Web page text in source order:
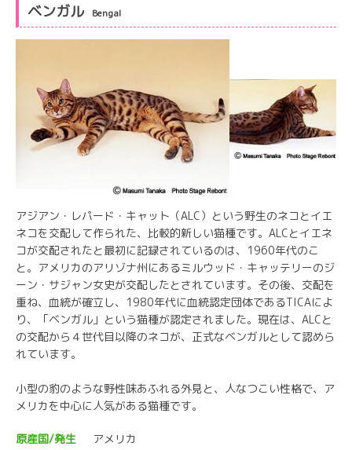
ベンガル Bengal
アジアン・レパード・キャット（ALC）という野生のネコとイエ
ネコを交配して作られた、比較的新しい猫種です。ALCとイエネ
コが交配されたと最初に記録されているのは、1960年代のこ
と。アメリカのアリゾナ州にあるミルウッド・キャッテリーのジ
ーン・サジャン女史が交配したとされています。その後、交配を
重ね、血統が確立し、1980年代に血統認定団体であるTICAによ
り、「ベンガル」という猫種が認定されました。現在は、ALCと
の交配から４世代目以降のネコが、正式なベンガルとして認めら
れています。
小型の豹のような野性味あふれる外見と、人なつこい性格で、ア
メリカを中心に人気がある猫種です。
原産国/発生
アメリカ